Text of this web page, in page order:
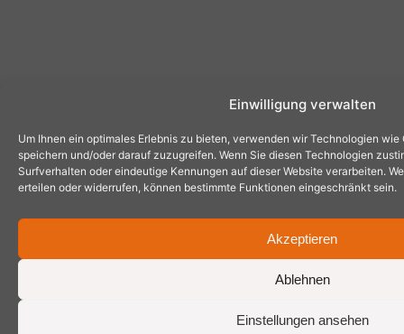
Einwilligung verwalten
Um Ihnen ein optimales Erlebnis zu bieten, verwenden wir Technologien
speichern und/oder darauf zuzugreifen. Wenn Sie diesen Technologien
Surfverhalten oder eindeutige Kennungen auf dieser Website verarbeiten.
erteilen oder widerrufen, können bestimmte Funktionen eingeschränkt sein.
Akzeptieren
Ablehnen
Einstellungen ansehen